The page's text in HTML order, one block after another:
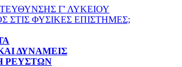
Γ' ΛΥΚΕΙΟΥ
ΣΤΙΣ ΦΥΣΙΚΕΣ ΕΠΙΣΤΗΜΕΣ;
ΔΥΝΑΜΕΙΣ
ΡΕΥΣΤΩΝ